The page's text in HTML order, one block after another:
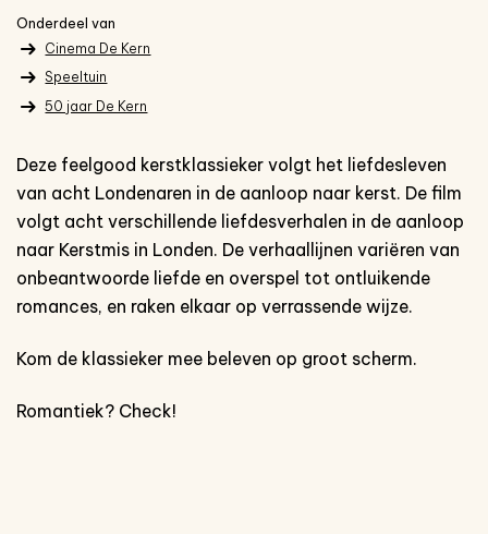
Deze feelgood kerstklassieker volgt het liefdesleven
van acht Londenaren in de aanloop naar kerst. De film
volgt acht verschillende liefdesverhalen in de aanloop
naar Kerstmis in Londen. De verhaallijnen variëren van
onbeantwoorde liefde en overspel tot ontluikende
romances, en raken elkaar op verrassende wijze.
Kom de klassieker mee beleven op groot scherm.
Romantiek? Check!
Onderdeel van
Cinema De Kern
Speeltuin
50 jaar De Kern
Inzoomen